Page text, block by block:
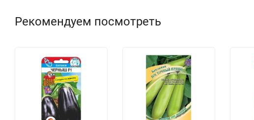
Рекомендуем посмотреть